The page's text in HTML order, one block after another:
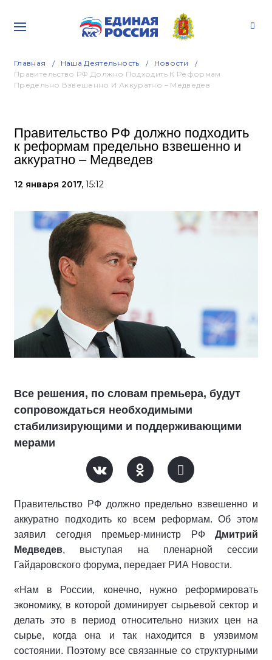
Главная Наша Деятельность
Новости
Правительство РФ Должно Подходить К Реформам
Предельно Взвешенно И Аккуратно – Медведев
Правительство РФ должно подходить
к реформам предельно взвешенно и
аккуратно – Медведев
12 января 2017, 15:12
Все решения, по словам премьера, будут
сопровождаться необходимыми
стабилизирующими и поддерживающими
мерами
Правительство РФ должно предельно взвешенно и
аккуратно подходить ко всем реформам. Об этом
заявил сегодня премьер-министр РФ Дмитрий
Медведев, выступая на пленарной сессии
Гайдаровского форума, передает РИА Новости.
«Нам в России, конечно, нужно реформировать
экономику, в которой доминирует сырьевой сектор и
делать это в период относительно низких цен на
сырье, когда она и так находится в уязвимом
состоянии. Поэтому все связанные со структурными